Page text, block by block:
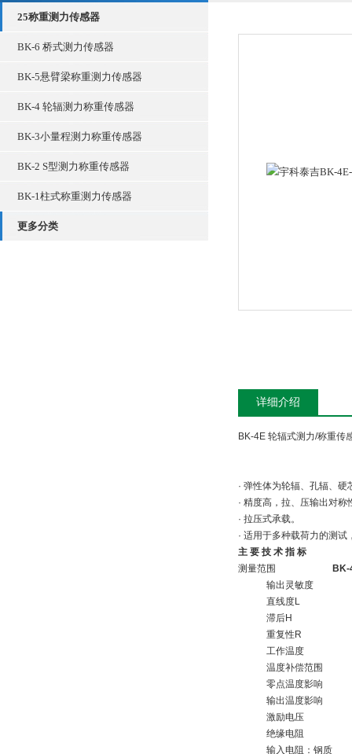
25称重测力传感器
BK-6 桥式测力传感器
BK-5悬臂梁称重测力传感器
BK-4 轮辐测力称重传感器
BK-3小量程测力称重传感器
BK-2 S型测力称重传感器
BK-1柱式称重测力传感器
更多分类
详细介绍
BK-4E 轮辐式测力/称重传
· 弹性体为轮辐、孔辐、
· 精度高，拉、压输出对
· 拉压式承载。
· 适用于多种载荷力的测
主 要 技 术 指 标
测量范围
BK-
输出灵敏度
直线度L
滞后H
重复性R
工作温度
温度补偿范围
零点温度影响
输出温度影响
激励电压
绝缘电阻
输入电阻：钢质